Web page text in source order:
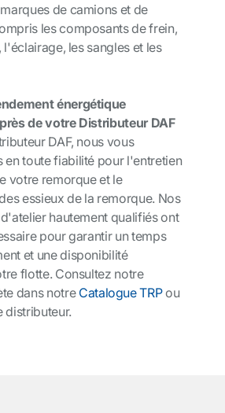
de camions et de
les composants de frein,
les sangles et les
énergétique
de votre Distributeur DAF
DAF, nous vous
en toute fiabilité pour l'entretien
votre remorque et le
essieux de la remorque. Nos
hautement qualifiés ont
pour garantir un temps
et une disponibilité
flotte. Consultez notre
dans notre Catalogue TRPou
distributeur.